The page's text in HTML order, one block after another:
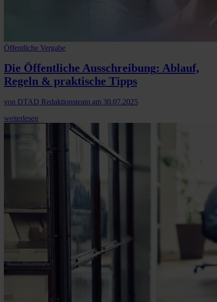
Öffentliche Vergabe
Die Öffentliche Ausschreibung: Ablauf,
Regeln & praktische Tipps
von DTAD Redaktionsteam am 30.07.2025
weiterlesen